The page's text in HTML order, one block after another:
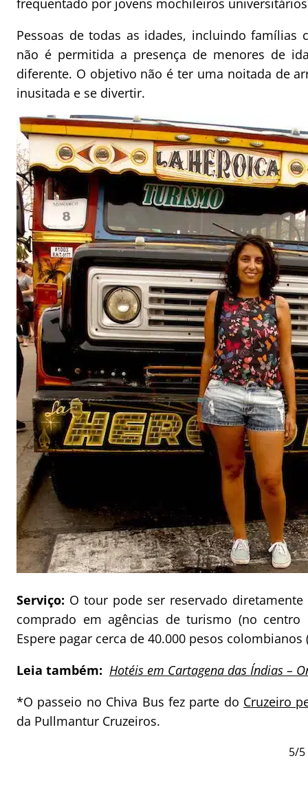
Pessoas de todas as idades, incluindo famílias
não é permitida a presença de menores de
diferente. O objetivo não é ter uma noitada de
inusitada e se divertir.
Serviço: O tour pode ser reservado
comprado em agências de turismo (no
Espere pagar cerca de 40.000 pesos
Leia também: Hotéis em Cartagena das Índias –
*O passeio no Chiva Bus fez parte do Cruzeiro
da Pullmantur Cruzeiros.
5/5